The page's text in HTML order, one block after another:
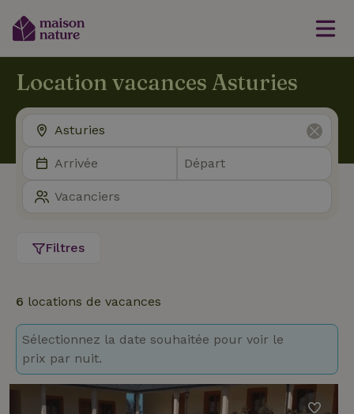
Location vacances Asturies
Filtres
6 locations de vacances
Sélectionnez la date souhaitée pour voir le
prix par nuit.